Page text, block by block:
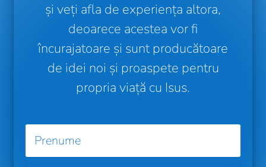
și veți afla de experiența altora,
deoarece acestea vor fi
încurajatoare și sunt producătoare
de idei noi și proaspete pentru
propria viață cu Isus.